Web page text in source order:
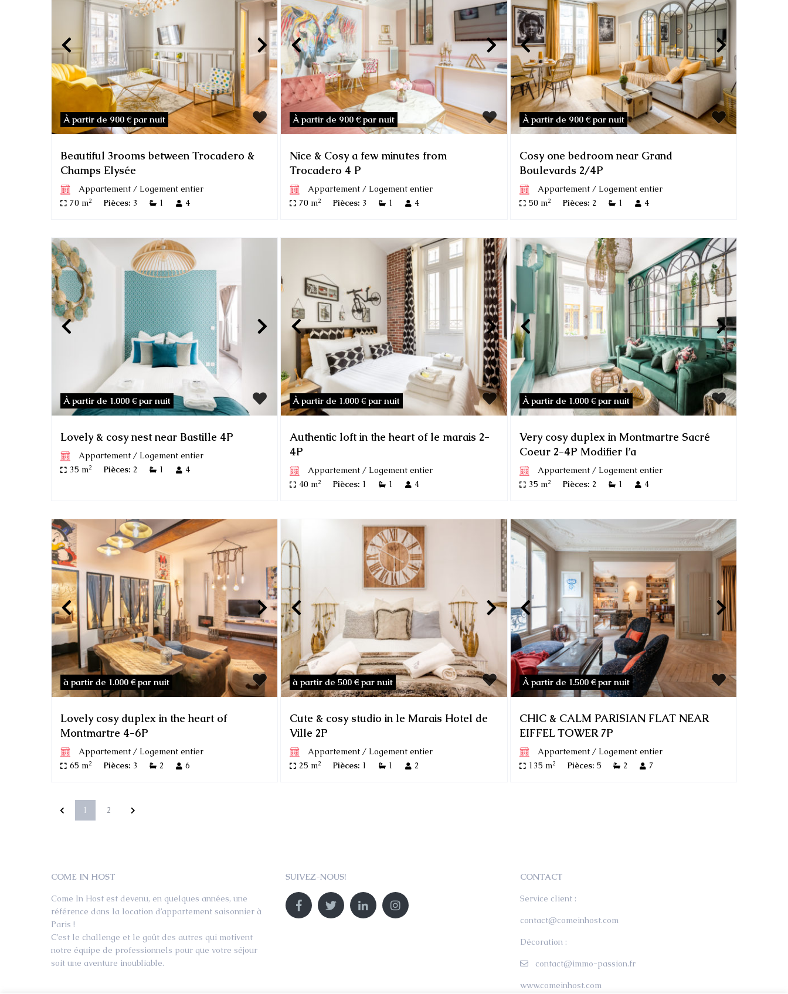
À partir de 900 € par nuit
Beautiful 3rooms between Trocadero &
Champs Elysée
Appartement/ Logement entier
70 m2 Pièces: 3 1 4
À partir de 900 €par nuit
Nice & Cosy a few minutes from
Trocadero 4 P
Appartement / Logement entier
70 m2 Pièces: 3 1 4
À partir de 900 € par nuit
Cosy one bedroom near Grand
Boulevards 2/4P
Appartement/ Logement entier
50 m2 Pièces: 2 1 4
À partir de 1.000 € par nuit
Lovely & cosy nest near Bastille 4P
Appartement/ Logement entier
35 m2 Pièces: 2 1 4
À partir de 1.000 €par nuit
Authentic loft in the heart of le marais 2-
4P
Appartement / Logement entier
40 m2 Pièces: 1 1 4
À partir de 1.000 € par nuit
Very cosy duplex in Montmartre Sacré
Coeur 2-4P Modifier l’a
Appartement/ Logement entier
35 m2 Pièces: 2 1 4
à partir de 1.000 € par nuit
Lovely cosy duplex in the heart of
Montmartre 4-6P
Appartement/ Logement entier
65 m2 Pièces: 3 2 6
à partir de 500 €par nuit
Cute & cosy studio in le Marais Hotel de
Ville 2P
Appartement / Logement entier
25 m2 Pièces: 1 1 2
À partir de 1.500 € par nuit
CHIC & CALM PARISIAN FLAT NEAR
EIFFEL TOWER 7P
Appartement/ Logement entier
135 m2 Pièces: 5 2 7
1 2
COME IN HOST
Come In Host est devenu, en quelques années, une
référence dans la location d’appartement saisonnier à
Paris !
C’est le challenge et le goût des autres qui motivent
notre équipe de professionnels pour que votre séjour
soit une aventure inoubliable.
SUIVEZ-NOUS! CONTACT
Service client :
contact@comeinhost.com
Décoration :
contact@immo-passion.fr
www.comeinhost.com